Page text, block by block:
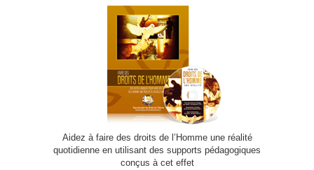
Aidez à faire des droits de l’Homme une réalité
quotidienne en utilisant des supports pédagogiques
conçus à cet effet